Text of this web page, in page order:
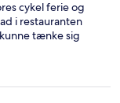
cykel ferie og
i restauranten
tænke sig